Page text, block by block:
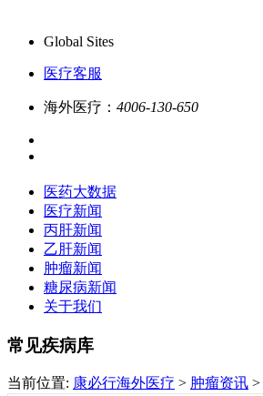
Global Sites
医疗客服
海外医疗： 4006-130-650
医药大数据
医疗新闻
丙肝新闻
乙肝新闻
肿瘤新闻
糖尿病新闻
关于我们
常见疾病库
当前位置: 康必行海外医疗 > 肿瘤资讯 >